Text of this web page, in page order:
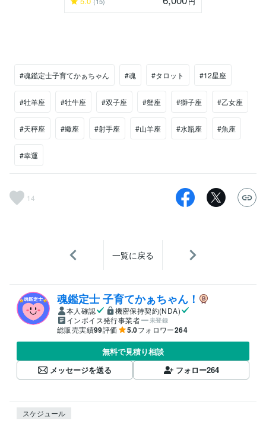
#魂鑑定士子育てかぁちゃん #魂 #タロット #12星座
#牡羊座 #牡牛座 #双子座 #蟹座 #獅子座 #乙女座
#天秤座 #蠍座 #射手座 #山羊座 #水瓶座 #魚座
#幸運
14
一覧に戻る
魂鑑定士 子育てかぁちゃん！
本人確認
機密保持契約(NDA)
インボイス発行事業者
未登録
総販売実績99評価 5.0フォロワー264
無料で見積り相談
メッセージを送る
フォロー264
スケジュール